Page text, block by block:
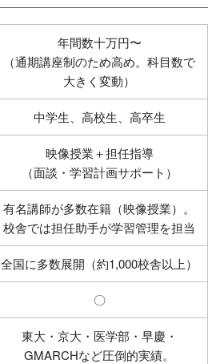
年間数十万円〜
（通期講座制のため高め。科目数で
大きく変動）
中学生、高校生、高卒生
映像授業＋担任指導
（面談・学習計画サポート）
有名講師が多数在籍（映像授業）。
校舎では担任助手が学習管理を担当
全国に多数展開（約1,000校舎以上）
〇
東大・京大・医学部・早慶・
GMARCHなど圧倒的実績。